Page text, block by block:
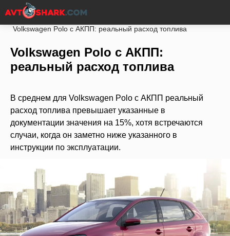
Главная Volkswagen
Volkswagen Polo с АКПП: реальный расход топлива
Volkswagen Polo с АКПП:
реальный расход топлива
В среднем для Volkswagen Polo с АКПП реальный
расход топлива превышает указанные в
документации значения на 15%, хотя встречаются
случаи, когда он заметно ниже указанного в
инструкции по эксплуатации.